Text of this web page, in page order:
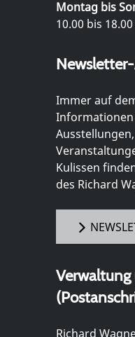
Montag bis
10.00 bis
Immer auf
Kulissen
des Richard
Richard